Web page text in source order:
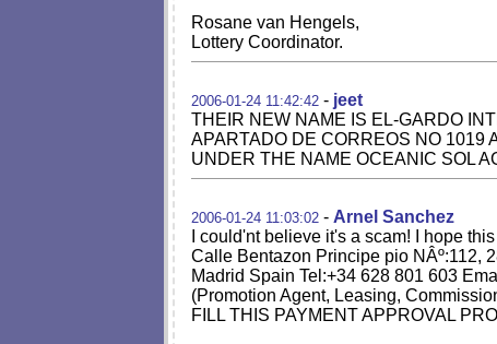
Rosane van Hengels,
Lottery Coordinator.
2006-01-24 11:42:42 - jeet
THEIR NEW NAME IS EL-GARDO
APARTADO DE CORREOS NO 1019
UNDER THE NAME OCEANIC SOL
2006-01-24 11:03:02 - Arnel Sanchez
I could'nt believe it's a scam! I hope
Calle Bentazon Principe pio NÂº:112,
Madrid Spain Tel:+34 628 801 603
(Promotion Agent, Leasing,
FILL THIS PAYMENT APPROVAL